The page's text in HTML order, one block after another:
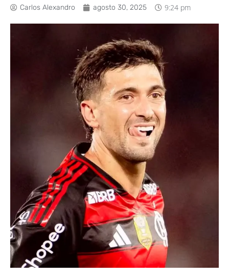
Carlos Alexandro agosto 30, 2025 9:24 pm